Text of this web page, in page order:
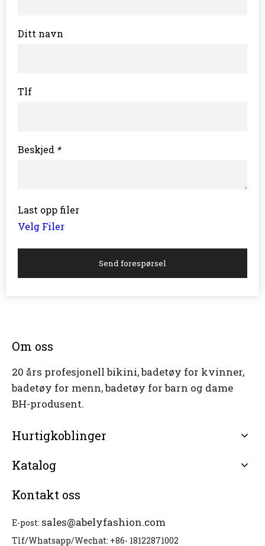
Ditt navn
Tlf
*
Beskjed
Last opp filer
Velg Filer
Send forespørsel
Om oss
20 års profesjonell bikini, badetøy for kvinner,
badetøy for menn, badetøy for barn og dame
BH-produsent.
Hurtigkoblinger
Katalog
Kontakt oss
E-post: sales@abelyfashion.com
Tlf/Whatsapp/Wechat: +86- 18122871002